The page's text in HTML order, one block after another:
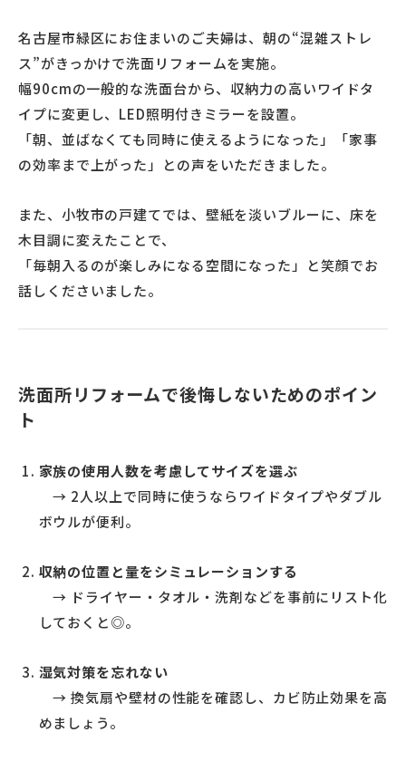
名古屋市緑区にお住まいのご夫婦は、朝の“混雑ストレ
ス”がきっかけで洗面リフォームを実施。
幅90cmの一般的な洗面台から、収納力の高いワイドタ
イプに変更し、LED照明付きミラーを設置。
「朝、並ばなくても同時に使えるようになった」「家事
の効率まで上がった」との声をいただきました。
また、小牧市の戸建てでは、壁紙を淡いブルーに、床を
木目調に変えたことで、
「毎朝入るのが楽しみになる空間になった」と笑顔でお
話しくださいました。
洗面所リフォームで後悔しないためのポイン
ト
家族の使用人数を考慮してサイズを選ぶ
→ 2人以上で同時に使うならワイドタイプやダブル
ボウルが便利。
収納の位置と量をシミュレーションする
→ ドライヤー・タオル・洗剤などを事前にリスト化
しておくと◎。
湿気対策を忘れない
→ 換気扇や壁材の性能を確認し、カビ防止効果を高
めましょう。